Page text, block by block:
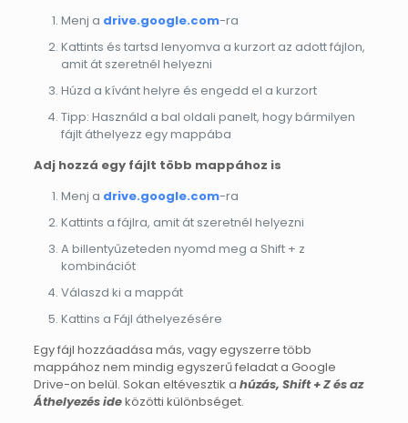
Menj a drive.google.com-ra
Kattints és tartsd lenyomva a kurzort az adott fájlon,
amit át szeretnél helyezni
Húzd a kívánt helyre és engedd el a kurzort
Tipp: Használd a bal oldali panelt, hogy bármilyen
fájlt áthelyezz egy mappába
Adj hozzá egy fájlt több mappához is
Menj a drive.google.com-ra
Kattints a fájlra, amit át szeretnél helyezni
A billentyűzeteden nyomd meg a Shift + z
kombinációt
Válaszd ki a mappát
Kattins a Fájl áthelyezésére
Egy fájl hozzáadása más, vagy egyszerre több
mappához nem mindig egyszerű feladat a Google
Drive-on belül. Sokan eltévesztik a húzás, Shift + Z és az
Áthelyezés ideközötti különbséget.